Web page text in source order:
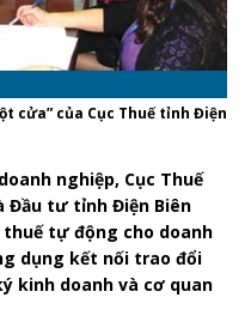
cửa” của Cục Thuế tỉnh Điện
nghiệp, Cục Thuế
Đầu tư tỉnh Điện Biên
tự động cho doanh
dụng kết nối trao đổi
kinh doanh và cơ quan